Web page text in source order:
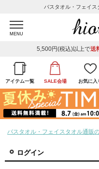
バスタオル・フェイ
MENU
5,500円(税込)以上で送
アイテム一覧 SALE会場 お気に入
バスタオル・フェイスタオル通販
ログイン